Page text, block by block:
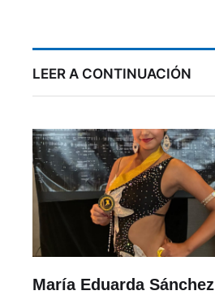
originales
LEER A CONTINUACIÓN
María Eduarda Sánchez